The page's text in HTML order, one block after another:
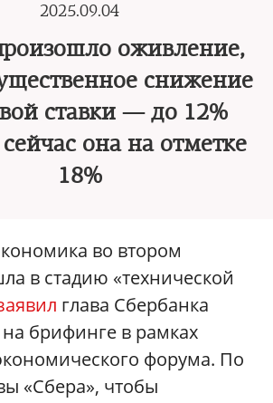
2025.09.04
оживление,
снижение
ставки — до 12%
она на отметке
18%
во втором
в стадию «технической
глава Сбербанка
брифинге в рамках
форума. По
«Сбера», чтобы